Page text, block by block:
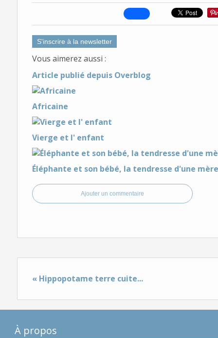
S'inscrire à la newsletter
Vous aimerez aussi :
Article publié depuis Overblog
Africaine
Vierge et l' enfant
Éléphante et son bébé, la tendresse d'une
Ajouter un commentaire
« Hippopotame terre cuite...
À propos